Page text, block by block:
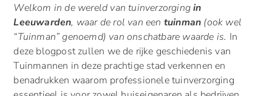
Welkom in de wereld van tuinverzorgingin
Leeuwarden, waar de rol van een tuinman (ook wel
“Tuinman” genoemd) van onschatbare waarde is. In
deze blogpost zullen we de rijke geschiedenis van
Tuinmannen in deze prachtige stad verkennen en
benadrukken waarom professionele tuinverzorging